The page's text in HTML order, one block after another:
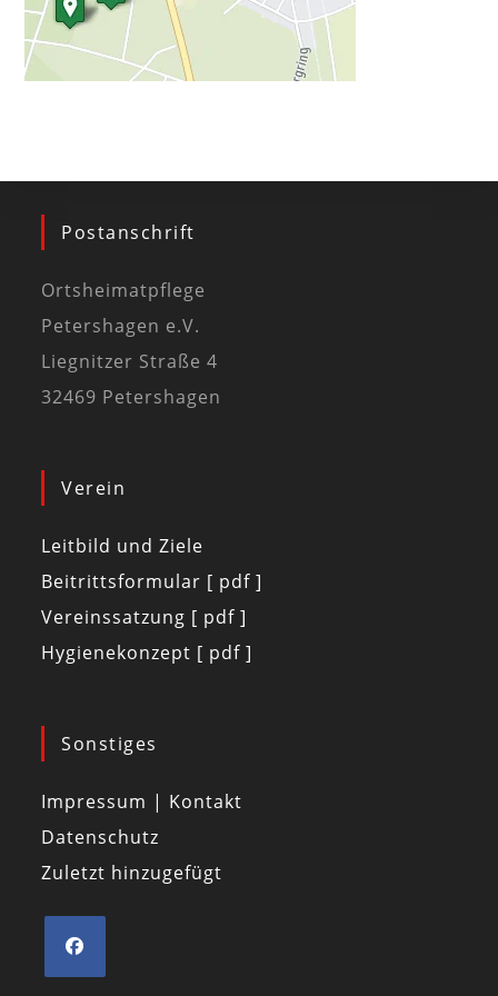
Postanschrift
Ortsheimatpflege
Petershagen e.V.
Liegnitzer Straße 4
32469 Petershagen
Verein
Leitbild und Ziele
Beitrittsformular [ pdf ]
Vereinssatzung [ pdf ]
Hygienekonzept [ pdf ]
Sonstiges
Impressum | Kontakt
Datenschutz
Zuletzt hinzugefügt